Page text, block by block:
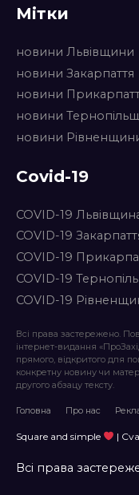
Мітки
новини Львівщини
новини Закарпаття
новини
новини
новини
Covid-19
COVID-19
COVID-19
COVID-19
COVID-19
COVID-19
Всі права застережено.
інтернет-видання
прямого, відкритого для
конкретну новину чи
другого абзацу тексту.
Головна Про нас
Square and simple |
Всі права